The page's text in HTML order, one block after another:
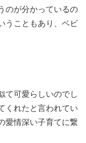
のが分かっているの
うこともあり、ベビ
て可愛らしいのでし
くれたと言われてい
愛情深い子育てに繋